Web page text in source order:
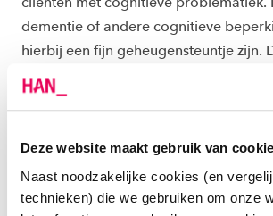
Deze website maakt gebruik van
Naast noodzakelijke cookies (en
technieken) die we gebruiken om onze
dementie of andere cognitieve
hierbij een fijn geheugensteuntje zijn.
herinnerd aan de activiteiten die op
staan. De zorg kan via de app
partijen meer rust en zelfstandigheid,"